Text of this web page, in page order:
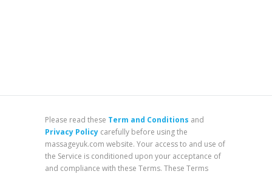
Please read these Term and Conditions and
Privacy Policy carefully before using the
massageyuk.com website. Your access to and use of
the Service is conditioned upon your acceptance of
and compliance with these Terms. These Terms